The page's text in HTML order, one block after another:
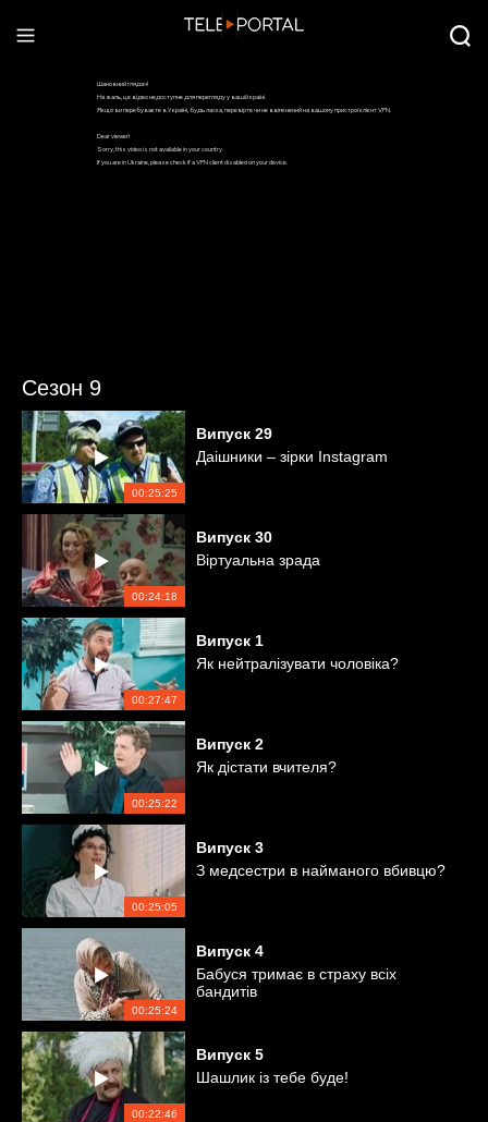
Сезон 9
00:25:25
Випуск 29
Даішники – зірки Instagram
00:24:18
Випуск 30
Віртуальна зрада
00:27:47
Випуск 1
Як нейтралізувати чоловіка?
00:25:22
Випуск 2
Як дістати вчителя?
00:25:05
Випуск 3
З медсестри в найманого вбивцю?
00:25:24
Випуск 4
Бабуся тримає в страху всіх
бандитів
00:22:46
Випуск 5
Шашлик із тебе буде!